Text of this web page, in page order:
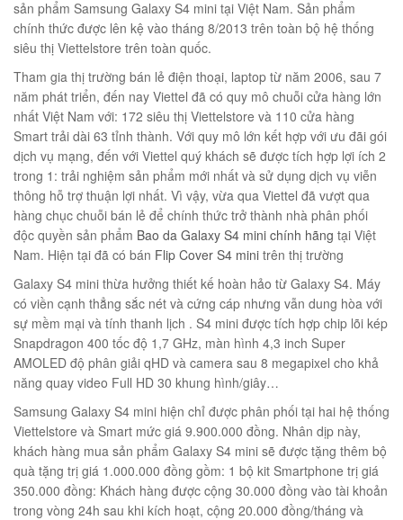
GIỎ
Jeep giá rẻ 04
GIỎ
sản phẩm Samsung Galaxy S4 mini tại Việt Nam. Sản phẩm
chính thức được lên kệ vào tháng 8/2013 trên toàn bộ hệ thống
siêu thị Viettelstore trên toàn quốc.
Tham gia thị trường bán lẻ điện thoại, laptop từ năm 2006, sau 7
năm phát triển, đến nay Viettel đã có quy mô chuỗi cửa hàng lớn
nhất Việt Nam với: 172 siêu thị Viettelstore và 110 cửa hàng
Smart trải dài 63 tỉnh thành. Với quy mô lớn kết hợp với ưu đãi gói
dịch vụ mạng, đến với Viettel quý khách sẽ được tích hợp lợi ích 2
trong 1: trải nghiệm sản phẩm mới nhất và sử dụng dịch vụ viễn
thông hỗ trợ thuận lợi nhất. Vì vậy, vừa qua Viettel đã vượt qua
hàng chục chuỗi bán lẻ để chính thức trở thành nhà phân phối
độc quyền sản phẩm Bao da Galaxy S4 mini chính hãng tại Việt
Nam. Hiện tại đã có bán Flip Cover S4 mini trên thị trường
Galaxy S4 mini thừa hưởng thiết kế hoàn hảo từ Galaxy S4. Máy
có viền cạnh thẳng sắc nét và cứng cáp nhưng vẫn dung hòa với
sự mềm mại và tính thanh lịch . S4 mini được tích hợp chip lõi kép
Snapdragon 400 tốc độ 1,7 GHz, màn hình 4,3 inch Super
AMOLED độ phân giải qHD và camera sau 8 megapixel cho khả
năng quay video Full HD 30 khung hình/giây…
Samsung Galaxy S4 mini hiện chỉ được phân phối tại hai hệ thống
Viettelstore và Smart mức giá 9.900.000 đồng. Nhân dịp này,
khách hàng mua sản phẩm Galaxy S4 mini sẽ được tặng thêm bộ
quà tặng trị giá 1.000.000 đồng gồm: 1 bộ kit Smartphone trị giá
350.000 đồng: Khách hàng được cộng 30.000 đồng vào tài khoản
trong vòng 24h sau khi kích hoạt, cộng 20.000 đồng/tháng và